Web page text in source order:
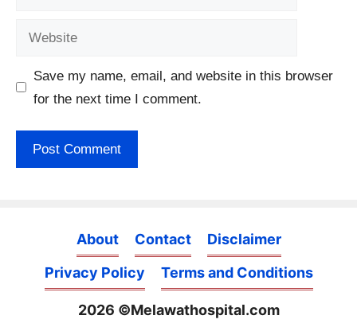
Website
Save my name, email, and website in this browser
for the next time I comment.
About Contact
Disclaimer
Privacy Policy
Terms and Conditions
2026 ©Melawathospital.com